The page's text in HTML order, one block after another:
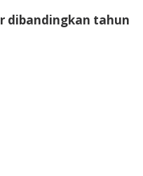
dibandingkan tahun